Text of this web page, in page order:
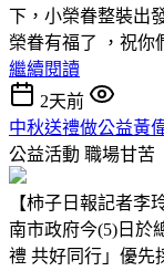
下，小榮眷整裝出
榮眷有福了 ，祝你
繼續閱讀
2天前
中秋送禮做公益黃
公益活動 職場甘苦
【柿子日報記者李
南市政府今(5)日於
禮 共好同行」優先